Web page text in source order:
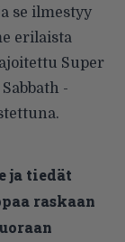
se ilmestyy
erilaista
Super
-
ja tiedät
raskaan